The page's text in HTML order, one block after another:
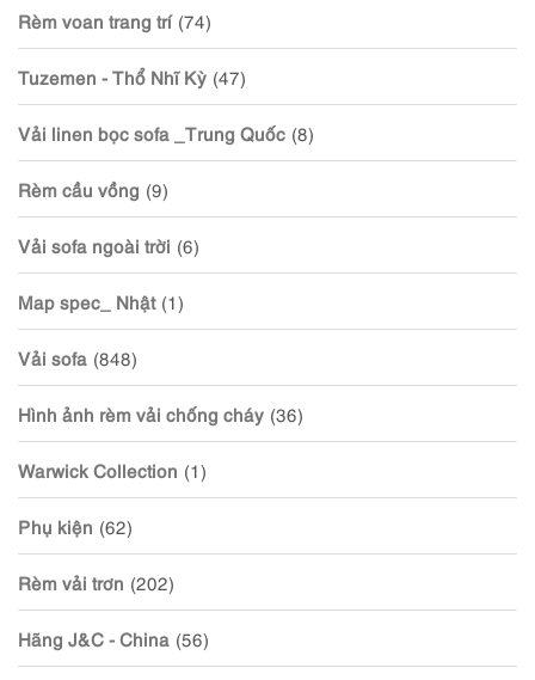
Rèm voan trang trí (74)
Tuzemen - Thổ Nhĩ Kỳ (47)
Vải linen bọc sofa _Trung Quốc (8)
Rèm cầu vồng (9)
Vải sofa ngoài trời (6)
Map spec_ Nhật (1)
Vải sofa (848)
Hình ảnh rèm vải chống cháy (36)
Warwick Collection (1)
Phụ kiện (62)
Rèm vải trơn (202)
Hãng J&C - China (56)